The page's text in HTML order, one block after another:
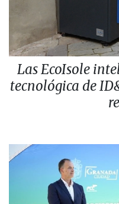
Las EcoIsole
tecnológica de